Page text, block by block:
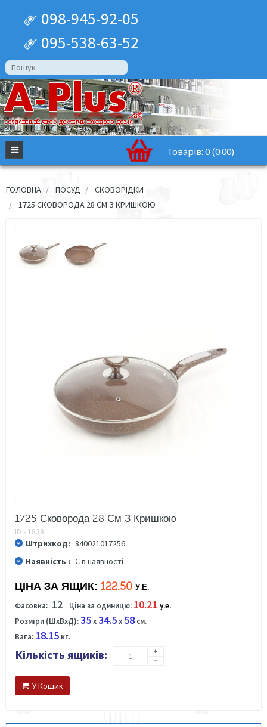
098-945-92-05
095-538-63-52
Товарів: 0 (0.00)
ГОЛОВНА ПОСУД
СКОВОРІДКИ
1725 СКОВОРОДА 28 СМ З КРИШКОЮ
1725 Сковорода 28 См З Кришкою
ID - 1828
Штрихкод: 840021017256
Наявність : Є в наявності
ЦІНА ЗА ЯЩИК: 122.50 У.Е.
Фасовка: 12 Ціна за одиницю: 10.21 у.е.
Розміри (ШхВхД):35x34.5x 58 см.
Вага: 18.15 кг.
Кількість ящиків:
У Кошик